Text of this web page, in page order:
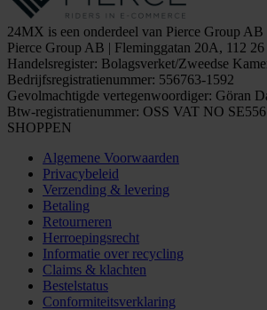
24MX is een onderdeel van Pierce Group AB
Pierce Group AB | Fleminggatan 20A, 112
Handelsregister: Bolagsverket/Zweedse
Bedrijfsregistratienummer: 556763-1592
Gevolmachtigde vertegenwoordiger: Göran
Btw-registratienummer: OSS VAT NO
SHOPPEN
Algemene Voorwaarden
Privacybeleid
Verzending & levering
Betaling
Retourneren
Herroepingsrecht
Informatie over recycling
Claims & klachten
Bestelstatus
Conformiteitsverklaring